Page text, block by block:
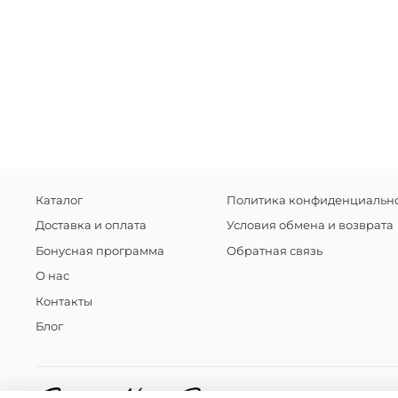
Каталог
Доставка и оплата
Бонусная программа
О нас
Контакты
Блог
Политика
Условия обмена и возврата
Обратная связь